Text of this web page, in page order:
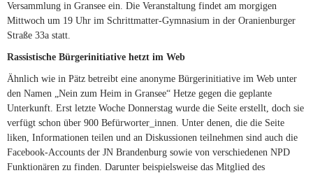
Versammlung in Gransee ein. Die Veranstaltung findet am morgigen
Mittwoch um 19 Uhr im Schrittmatter-Gymnasium in der Oranienburger
Straße 33a statt.
Rassistische Bürgerinitiative hetzt im Web
Ähnlich wie in Pätz betreibt eine anonyme Bürgerinitiative im Web unter
den Namen „Nein zum Heim in Gransee“ Hetze gegen die geplante
Unterkunft. Erst letzte Woche Donnerstag wurde die Seite erstellt, doch sie
verfügt schon über 900 Befürworter_innen. Unter denen, die die Seite
liken, Informationen teilen und an Diskussionen teilnehmen sind auch die
Facebook-Accounts der JN Brandenburg sowie von verschiedenen NPD
Funktionären zu finden. Darunter beispielsweise das Mitglied des